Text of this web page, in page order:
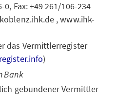
0, Fax: +49 261/106-234
, www.ihk-
das Vermittlerregister
)
Bank
gebundener Vermittler